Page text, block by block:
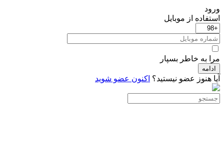
ورود
استفاده از موبایل
مرا به خاطر بسپار
ادامه
آیا هنوز عضو نیستید؟ اکنون عضو شوید